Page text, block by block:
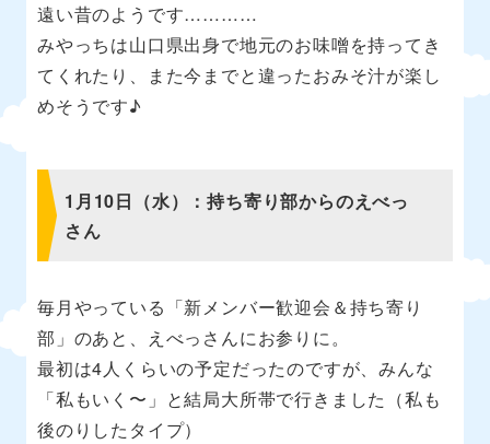
遠い昔のようです…………
みやっちは山口県出身で地元のお味噌を持ってき
てくれたり、また今までと違ったおみそ汁が楽し
めそうです♪
1月10日（水）：持ち寄り部からのえべっ
さん
毎月やっている「新メンバー歓迎会＆持ち寄り
部」のあと、えべっさんにお参りに。
最初は4人くらいの予定だったのですが、みんな
「私もいく〜」と結局大所帯で行きました（私も
後のりしたタイプ）